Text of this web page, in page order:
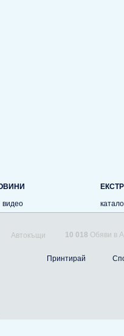
видео
Автокъщи 10 018 Обяви в
Принтирай